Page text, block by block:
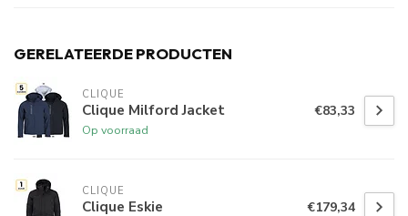
GERELATEERDE PRODUCTEN
CLIQUE
Clique Milford Jacket
Op voorraad
€83,33
CLIQUE
Clique Eskie €179,34